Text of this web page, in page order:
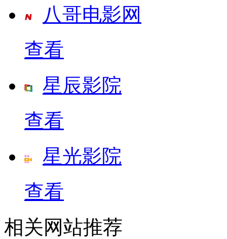
八哥电影网
查看
星辰影院
查看
星光影院
查看
相关网站推荐